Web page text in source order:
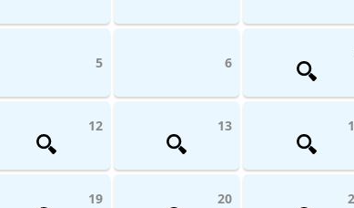
5 6
12 13
19 20